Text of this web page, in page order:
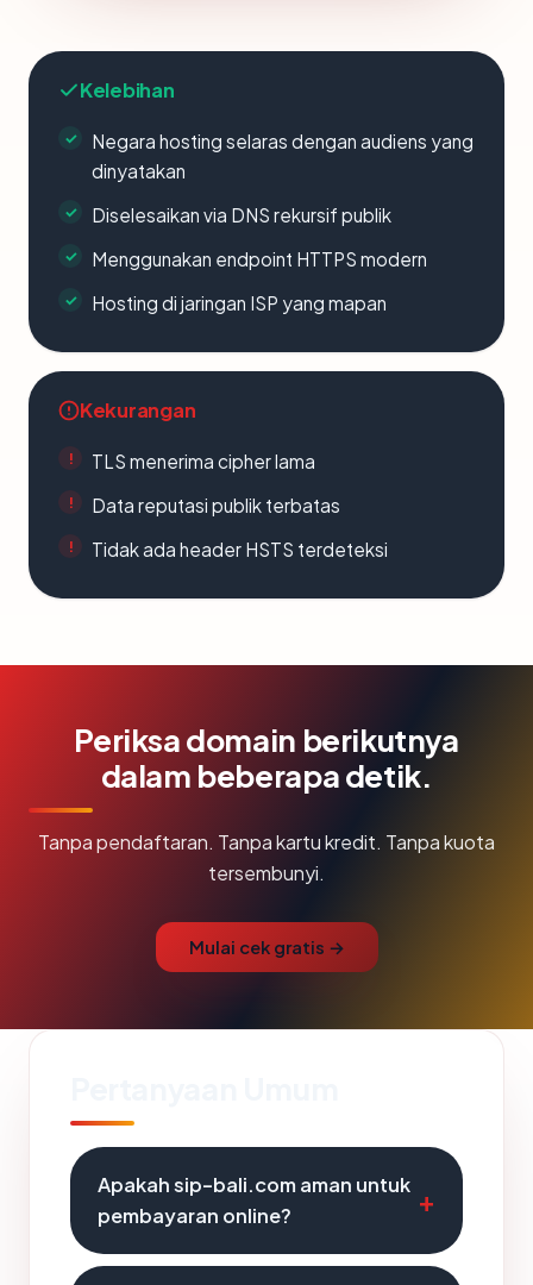
Kelebihan
Negara hosting selaras dengan audiens yang
dinyatakan
Diselesaikan via DNS rekursif publik
Menggunakan endpoint HTTPS modern
Hosting di jaringan ISP yang mapan
Kekurangan
TLS menerima cipher lama
Data reputasi publik terbatas
Tidak ada header HSTS terdeteksi
Periksa domain berikutnya
dalam beberapa detik.
Tanpa pendaftaran. Tanpa kartu kredit. Tanpa kuota
tersembunyi.
Mulai cek gratis →
Apakah sip-bali.com aman untuk
pembayaran online?